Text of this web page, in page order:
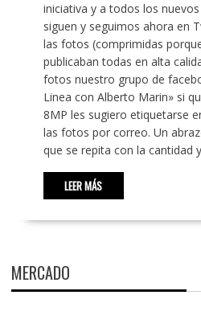
iniciativa y a todos los
siguen y seguimos ahora en
las fotos (comprimidas
publicaban todas en alta
fotos nuestro grupo de
Linea con Alberto Marin» si
8MP les sugiero etiquetarse
las fotos por correo. Un
que se repita con la cantidad
LEER MÁS
MERCADO